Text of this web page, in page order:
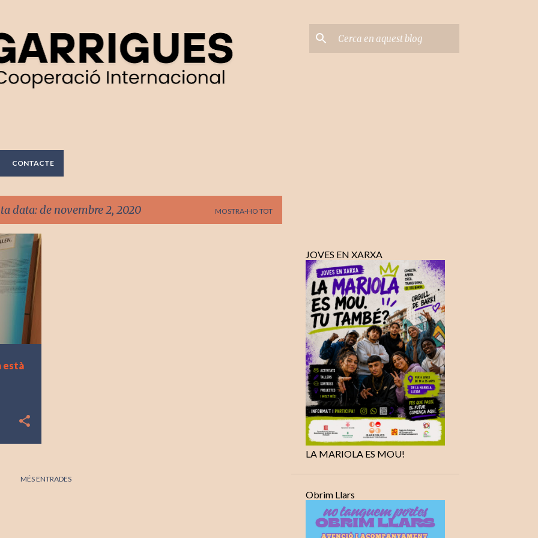
CONTACTE
data: de novembre 2, 2020 MOSTRA-HO TOT
està
MÉS ENTRADES
JOVES EN XARXA
LA MARIOLA ES MOU!
Obrim Llars